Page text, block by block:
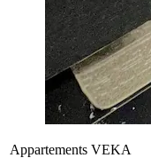
Appartements VEKA